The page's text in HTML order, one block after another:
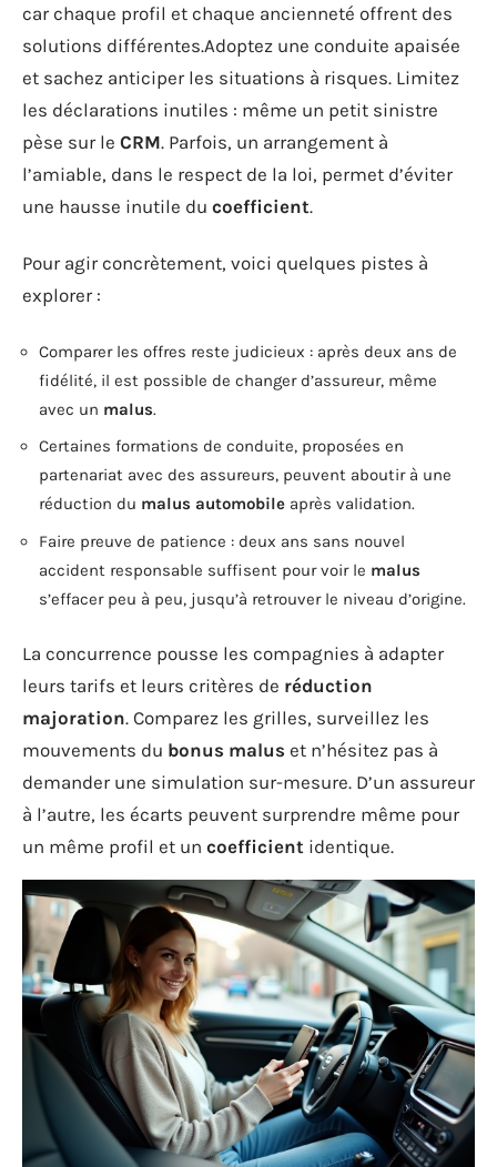
car chaque profil et chaque ancienneté offrent des
solutions différentes.Adoptez une conduite apaisée
et sachez anticiper les situations à risques. Limitez
les déclarations inutiles : même un petit sinistre
pèse sur le CRM. Parfois, un arrangement à
l’amiable, dans le respect de la loi, permet d’éviter
une hausse inutile du coefficient.
Pour agir concrètement, voici quelques pistes à
explorer :
Comparer les offres reste judicieux : après deux ans de
fidélité, il est possible de changer d’assureur, même
avec un malus.
Certaines formations de conduite, proposées en
partenariat avec des assureurs, peuvent aboutir à une
réduction du malus automobile après validation.
Faire preuve de patience : deux ans sans nouvel
accident responsable suffisent pour voir le malus
s’effacer peu à peu, jusqu’à retrouver le niveau d’origine.
La concurrence pousse les compagnies à adapter
leurs tarifs et leurs critères de réduction
majoration. Comparez les grilles, surveillez les
mouvements du bonus malus et n’hésitez pas à
demander une simulation sur-mesure. D’un assureur
à l’autre, les écarts peuvent surprendre même pour
un même profil et un coefficient identique.